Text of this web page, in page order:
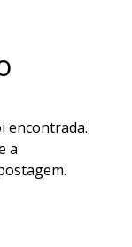
encontrada.
a